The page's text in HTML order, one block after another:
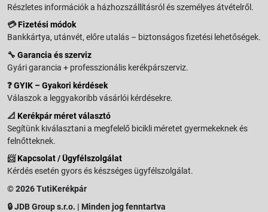
Részletes információk a házhozszállításról és személyes átvételről.
💳Fizetési módok
Bankkártya, utánvét, előre utalás – biztonságos fizetési lehetőségek.
🔧 Garancia és szerviz
Gyári garancia + professzionális kerékpárszerviz.
❓GYIK – Gyakori kérdések
Válaszok a leggyakoribb vásárlói kérdésekre.
📐 Kerékpár méret választó
Segítünk kiválasztani a megfelelő bicikli méretet gyermekeknek és
felnőtteknek.
📨Kapcsolat / Ügyfélszolgálat
Kérdés esetén gyors és készséges ügyfélszolgálat.
© 2026 TutiKerékpár
🔒 JDB Group s.r.o. | Minden jog fenntartva